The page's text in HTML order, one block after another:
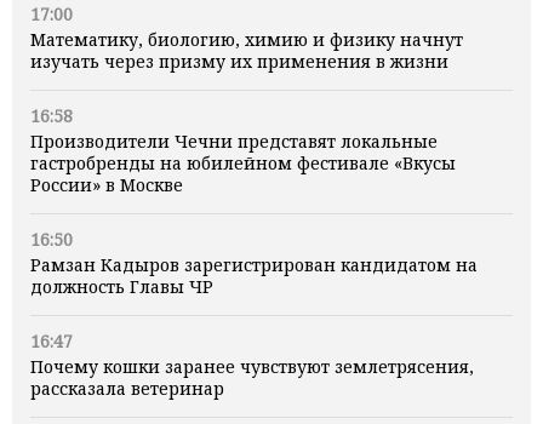
17:00
Математику, биологию, химию и физику начнут
изучать через призму их применения в жизни
16:58
Производители Чечни представят локальные
гастробренды на юбилейном фестивале «Вкусы
России» в Москве
16:50
Рамзан Кадыров зарегистрирован кандидатом на
должность Главы ЧР
16:47
Почему кошки заранее чувствуют землетрясения,
рассказала ветеринар